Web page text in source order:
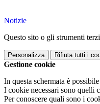
Notizie
Questo sito o gli strumenti
Personalizza Rifiuta tutti i
Gestione cookie
In questa schermata è
I cookie necessari sono quelli
Per conoscere quali sono i